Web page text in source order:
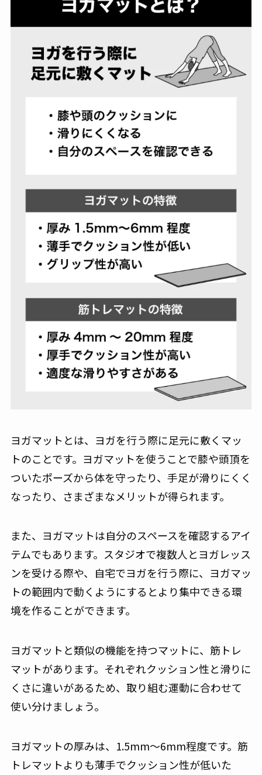
ヨガマットとは、ヨガを行う際に足元に敷くマッ
トのことです。ヨガマットを使うことで膝や頭頂を
ついたポーズから体を守ったり、手足が滑りにくく
なったり、さまざまなメリットが得られます。
また、ヨガマットは自分のスペースを確認するアイ
テムでもあります。スタジオで複数人とヨガレッス
ンを受ける際や、自宅でヨガを行う際に、ヨガマッ
トの範囲内で動くようにするとより集中できる環
境を作ることができます。
ヨガマットと類似の機能を持つマットに、筋トレ
マットがあります。それぞれクッション性と滑りに
くさに違いがあるため、取り組む運動に合わせて
使い分けましょう。
ヨガマットの厚みは、1.5mm〜6mm程度です。筋
トレマットよりも薄手でクッション性が低いた